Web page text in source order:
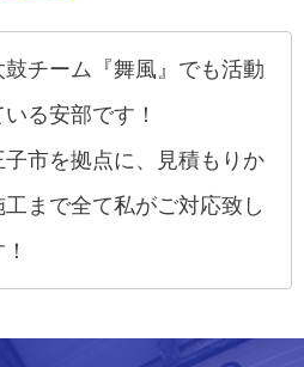
鼓チーム『舞風』でも活動
いる安部です！
子市を拠点に、見積もりか
工まで全て私がご対応致し